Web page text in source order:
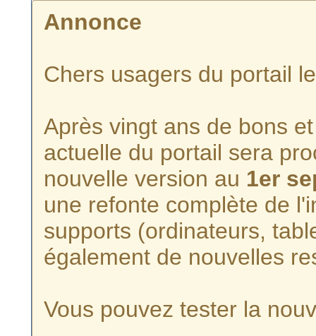
Annonce
Chers usagers du portail
Après vingt ans de bons
actuelle du portail sera
nouvelle version au 1er
une refonte complète de
supports (ordinateurs,
également de nouvelles
Vous pouvez tester la